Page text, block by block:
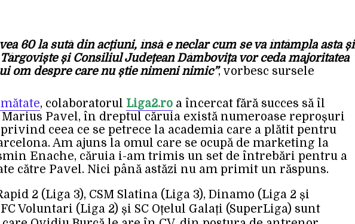
60 la sută din acțiuni, însă e neclar cum se va întâmpla asta și
și Consiliul Județean Dâmbovița vor ceda majoritatea
om despre care nu știe nimeni nimic”, vorbesc sursele
, colaboratorul Liga2.ro a încercat fără succes să îl
Marius Pavel, în dreptul căruia există numeroase reproșuri
ceea ce se petrece la academia care a plătit pentru
Am ajuns la omul care se ocupă de marketing la
Enache, căruia i-am trimis un set de întrebări pentru a
către Pavel. Nici până astăzi nu am primit un răspuns.
2 (Liga 3), CSM Slatina (Liga 3), Dinamo (Liga 2 și
Voluntari (Liga 2) și SC Oțelul Galați (SuperLiga) sunt